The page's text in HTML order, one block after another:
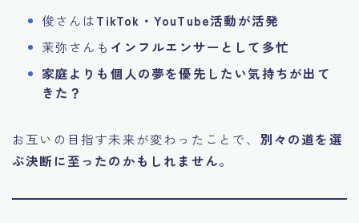
俊さんはTikTok・YouTube活動が活発
茉弥さんも インフルエンサーとして多忙
家庭よりも個人の夢を優先したい気持ちが出て
きた？
お互いの目指す未来が変わったことで、 別々の道を選
ぶ決断に至ったのかもしれません。